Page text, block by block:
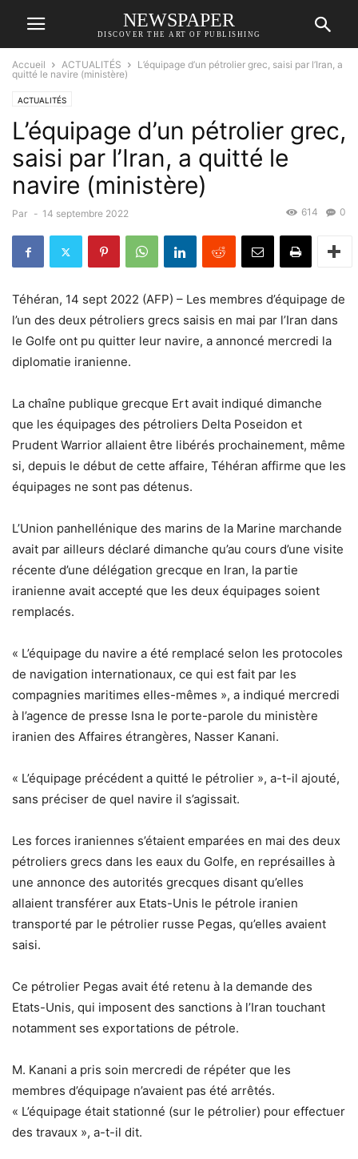
NEWSPAPER
DISCOVER THE ART OF PUBLISHING
Accueil ACTUALITÉS
L’équipage d’un pétrolier grec, saisi par l’Iran, a
quitté le navire (ministère)
ACTUALITÉS
L’équipage d’un pétrolier grec,
saisi par l’Iran, a quitté le
navire (ministère)
Par - 14 septembre 2022 0
614
Téhéran, 14 sept 2022 (AFP) – Les membres d’équipage de
l’un des deux pétroliers grecs saisis en mai par l’Iran dans
le Golfe ont pu quitter leur navire, a annoncé mercredi la
diplomatie iranienne.
La chaîne publique grecque Ert avait indiqué dimanche
que les équipages des pétroliers Delta Poseidon et
Prudent Warrior allaient être libérés prochainement, même
si, depuis le début de cette affaire, Téhéran affirme que les
équipages ne sont pas détenus.
L’Union panhellénique des marins de la Marine marchande
avait par ailleurs déclaré dimanche qu’au cours d’une visite
récente d’une délégation grecque en Iran, la partie
iranienne avait accepté que les deux équipages soient
remplacés.
« L’équipage du navire a été remplacé selon les protocoles
de navigation internationaux, ce qui est fait par les
compagnies maritimes elles-mêmes », a indiqué mercredi
à l’agence de presse Isna le porte-parole du ministère
iranien des Affaires étrangères, Nasser Kanani.
« L’équipage précédent a quitté le pétrolier », a-t-il ajouté,
sans préciser de quel navire il s’agissait.
Les forces iraniennes s’étaient emparées en mai des deux
pétroliers grecs dans les eaux du Golfe, en représailles à
une annonce des autorités grecques disant qu’elles
allaient transférer aux Etats-Unis le pétrole iranien
transporté par le pétrolier russe Pegas, qu’elles avaient
saisi.
Ce pétrolier Pegas avait été retenu à la demande des
Etats-Unis, qui imposent des sanctions à l’Iran touchant
notamment ses exportations de pétrole.
M. Kanani a pris soin mercredi de répéter que les
membres d’équipage n’avaient pas été arrêtés.
« L’équipage était stationné (sur le pétrolier) pour effectuer
des travaux », a-t-il dit.